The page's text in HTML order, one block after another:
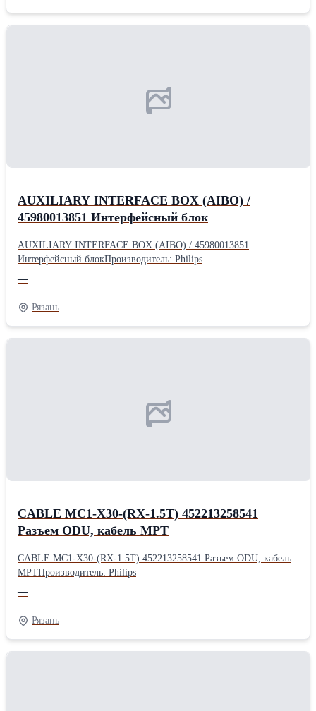
AUXILIARY INTERFACE BOX (AIBO) /
45980013851 Интерфейсный блок
AUXILIARY INTERFACE BOX (AIBO) / 45980013851
Интерфейсный блокПроизводитель: Philips
—
Рязань
CABLE MC1-X30-(RX-1.5T) 452213258541
Разъем ODU, кабель МРТ
CABLE MC1-X30-(RX-1.5T) 452213258541 Разъем ODU, кабель
МРТПроизводитель: Philips
—
Рязань